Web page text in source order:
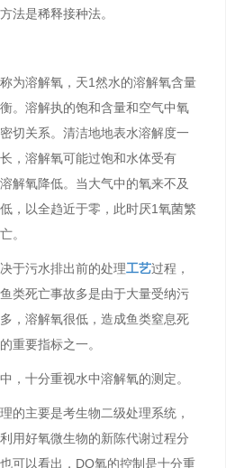
法是稀释接种法。
为溶解氧，天1然水的溶解氧含量
。溶解执的饱和含量和空气中氧
切关系。清洁地地表水溶解度一
，溶解氧可能过饱和水体受有
解氧降低。当大气中的氧来不及
，以全趋近于零，此时厌1氧菌繁
。
于污水排出前的处理工艺过程，
类死亡事故多是由于大量受纳污
，溶解氧很低，造成鱼类窒息死
重要指标之一。
，十分重视水中溶解氧的测定。
的主要是考生物二级处理系统，
用好氧微生物的新陈代谢过程分
可以看出，DO氧的控制是十分重